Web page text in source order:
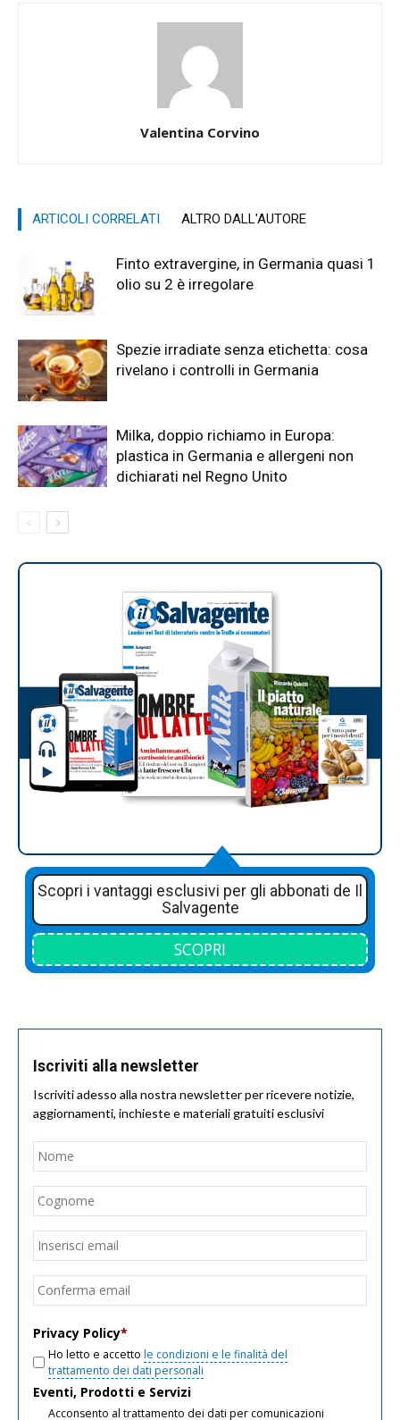
Valentina Corvino
ARTICOLI CORRELATI ALTRO DALL'AUTORE
Finto extravergine, in Germania quasi 1
olio su 2 è irregolare
Spezie irradiate senza etichetta: cosa
rivelano i controlli in Germania
Milka, doppio richiamo in Europa:
plastica in Germania e allergeni non
dichiarati nel Regno Unito
Scopri i vantaggi esclusivi per gli abbonati de Il
Salvagente
SCOPRI
Iscriviti alla newsletter
Iscriviti adesso alla nostra newsletter per ricevere notizie,
aggiornamenti, inchieste e materiali gratuiti esclusivi
Nome
Email
Privacy Policy*
Ho letto e accetto le condizioni e le finalità del
trattamento dei dati personali
Eventi, Prodotti e Servizi
Acconsento al trattamento dei dati per comunicazioni